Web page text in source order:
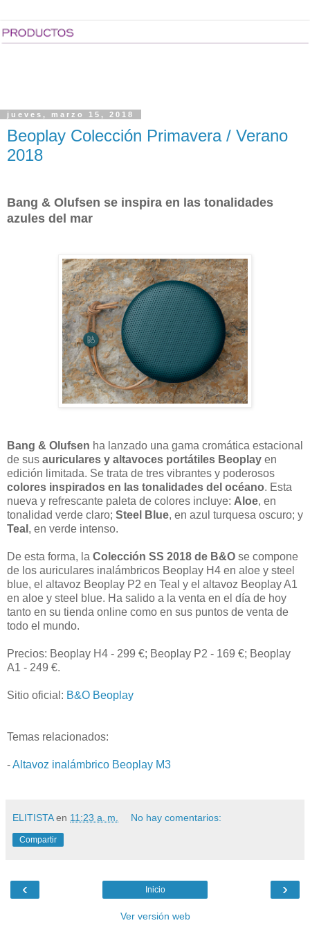
jueves, marzo 15, 2018
Beoplay Colección Primavera / Verano
2018
Bang & Olufsen se inspira en las tonalidades
azules del mar
Bang & Olufsen ha lanzado una gama cromática estacional
de sus auriculares y altavoces portátiles Beoplay en
edición limitada. Se trata de tres vibrantes y poderosos
colores inspirados en las tonalidades del océano. Esta
nueva y refrescante paleta de colores incluye: Aloe, en
tonalidad verde claro; Steel Blue, en azul turquesa oscuro; y
Teal , en verde intenso.
De esta forma, la Colección SS 2018 de B&O se compone
de los auriculares inalámbricos Beoplay H4 en aloe y steel
blue, el altavoz Beoplay P2 en Teal y el altavoz Beoplay A1
en aloe y steel blue. Ha salido a la venta en el día de hoy
tanto en su tienda online como en sus puntos de venta de
todo el mundo.
Precios: Beoplay H4 - 299 €; Beoplay P2 - 169 €; Beoplay
A1 - 249 €.
Sitio oficial: B&O Beoplay
Temas relacionados:
-Altavoz inalámbrico Beoplay M3
ELITISTA en 11:23 a. m. No hay comentarios:
Compartir
‹ ›
Inicio
Ver versión web